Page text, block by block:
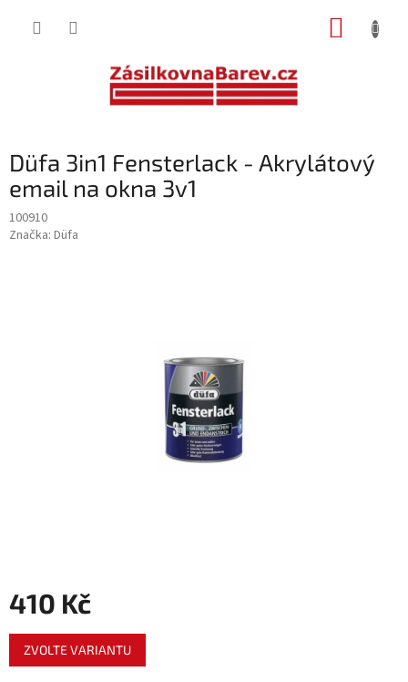
Düfa 3in1 Fensterlack - Akrylátový
email na okna 3v1
100910
Značka: Düfa
410 Kč
Měrná
cena:
ZVOLTE VARIANTU